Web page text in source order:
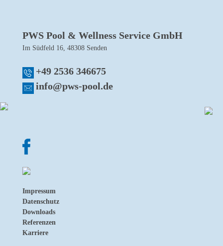
PWS Pool & Wellness Service GmbH
Im Südfeld 16, 48308 Senden
+49 2536 346675
info@pws-pool.de
Impressum
Datenschutz
Downloads
Referenzen
Karriere